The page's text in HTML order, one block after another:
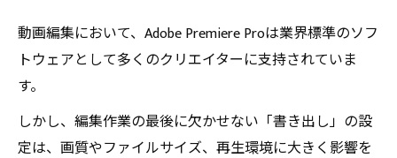
動画編集において、Adobe Premiere Proは業界標準のソフ
トウェアとして多くのクリエイターに支持されていま
す。
しかし、編集作業の最後に欠かせない「書き出し」の設
定は、画質やファイルサイズ、再生環境に大きく影響を